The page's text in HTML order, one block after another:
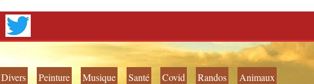
Divers Peinture Musique Santé Covid Randos Animaux